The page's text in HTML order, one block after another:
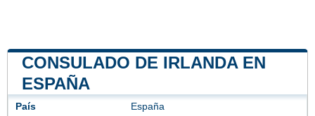
CONSULADO DE IRLANDA EN
ESPAÑA
País España